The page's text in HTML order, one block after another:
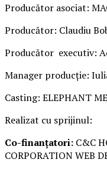
Producător asociat:
Producător: Claudiu
Producător executiv:
Manager producție:
Casting: ELEPHANT
Realizat cu sprijinul:
Co-finanțatori: C&C
CORPORATION WEB